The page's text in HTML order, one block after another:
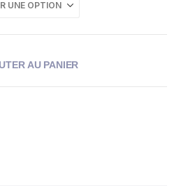
AU PANIER